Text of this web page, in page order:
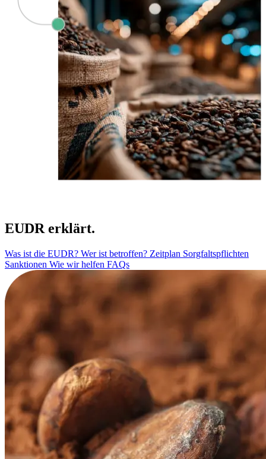
EUDR erklärt.
Was ist die EUDR? Wer ist betroffen? Zeitplan Sorgfaltspflichten
Sanktionen Wie wir helfen FAQs